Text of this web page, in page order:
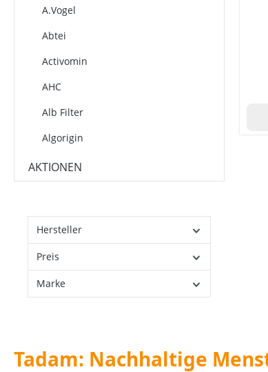
A.Vogel
Abtei
Activomin
AHC
Alb Filter
Algorigin
Allos
Allvita
Almased
Alpenaflor
Alpmed
AKTIONEN
Hersteller
Preis
Marke
Tadam: Nachhaltige